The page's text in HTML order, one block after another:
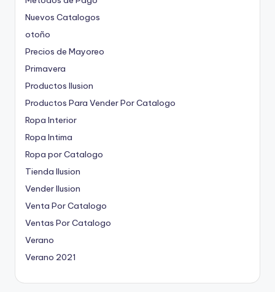
Nuevos Catalogos
otoño
Precios de Mayoreo
Primavera
Productos Ilusion
Productos Para Vender Por Catalogo
Ropa Interior
Ropa Intima
Ropa por Catalogo
Tienda Ilusion
Vender Ilusion
Venta Por Catalogo
Ventas Por Catalogo
Verano
Verano 2021